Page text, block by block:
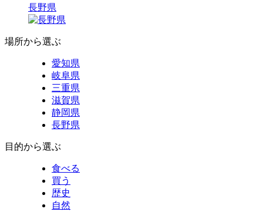
長野県
場所から選ぶ
愛知県
岐阜県
三重県
滋賀県
静岡県
長野県
目的から選ぶ
食べる
買う
歴史
自然